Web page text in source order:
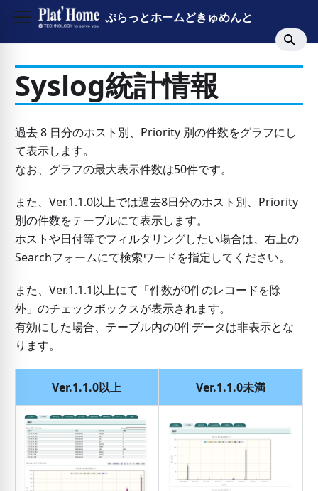
ぷらっとホームどきゅめんと
Syslog統計情報
過去 8 日分のホスト別、Priority 別の件数をグラフにし
て表示します。
なお、グラフの最大表示件数は50件です。
また、Ver.1.1.0以上では過去8日分のホスト別、Priority
別の件数をテーブルにて表示します。
ホストや日付等でフィルタリングしたい場合は、右上の
Searchフォームにて検索ワードを指定してください。
また、Ver.1.1.1以上にて「件数が0件のレコードを除
外」のチェックボックスが表示されます。
有効にした場合、テーブル内の0件データは非表示とな
ります。
Ver.1.1.0以上 Ver.1.1.0未満